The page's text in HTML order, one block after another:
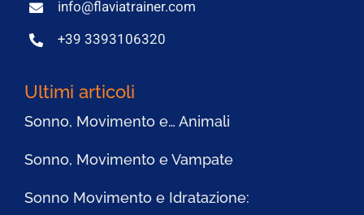
info@flaviatrainer.com
+39 3393106320
Ultimi articoli
Sonno, Movimento e… Animali
Sonno, Movimento e Vampate
Sonno Movimento e Idratazione: